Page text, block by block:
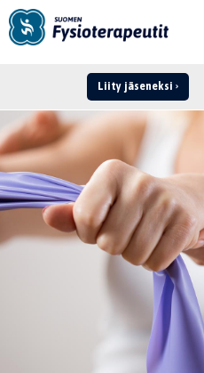
Liity jäseneksi